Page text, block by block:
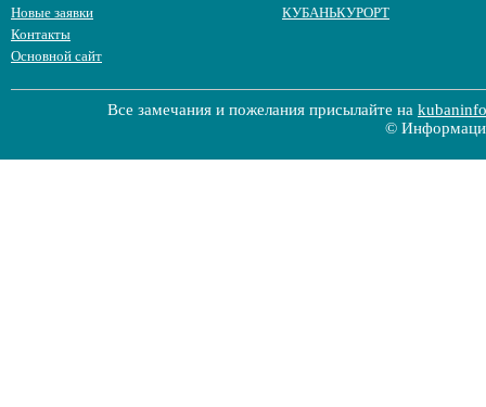
Новые заявки
Контакты
Основной сайт
КУБАНЬКУРОРТ
Все замечания и пожелания присылайте на
©